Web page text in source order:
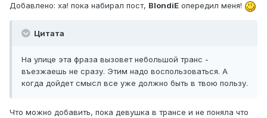
Добавлено: ха! пока набирал пост, BlondiE опередил меня!
Цитата
На улице эта фраза вызовет небольшой транс -
въезжаешь не сразу. Этим надо воспользоваться. А
когда дойдет смысл все уже должно быть в твою пользу.
Что можно добавить, пока девушка в трансе и не поняла что